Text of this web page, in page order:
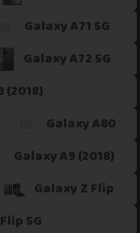
Galaxy A71 5G
Galaxy A72 5G
(2018)
Galaxy A80
Galaxy A9 (2018)
Galaxy Z Flip
5G